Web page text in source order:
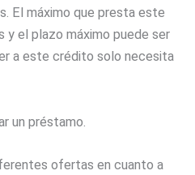
El máximo que presta este
y el plazo máximo puede ser
a este crédito solo necesita
un préstamo.
ofertas en cuanto a